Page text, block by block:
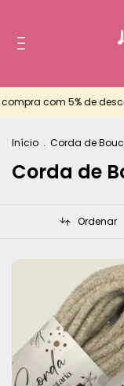
com 5% de
Início . Corda de
Corda de
Ordenar